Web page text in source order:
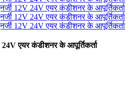
एयर कंडीशनर के आपूर्तिकर्ता